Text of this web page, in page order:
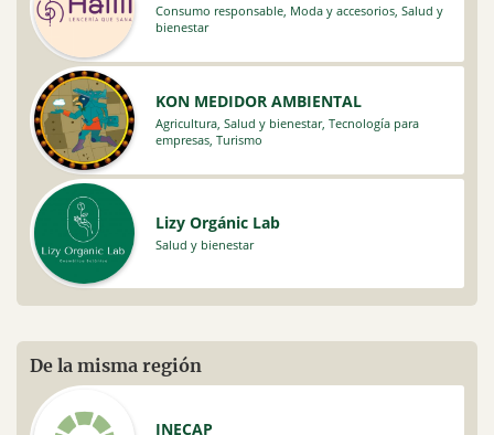
Consumo responsable, Moda y accesorios, Salud y
bienestar
KON MEDIDOR AMBIENTAL
Agricultura, Salud y bienestar, Tecnología para
empresas, Turismo
Lizy Orgánic Lab
Salud y bienestar
De la misma región
INECAP